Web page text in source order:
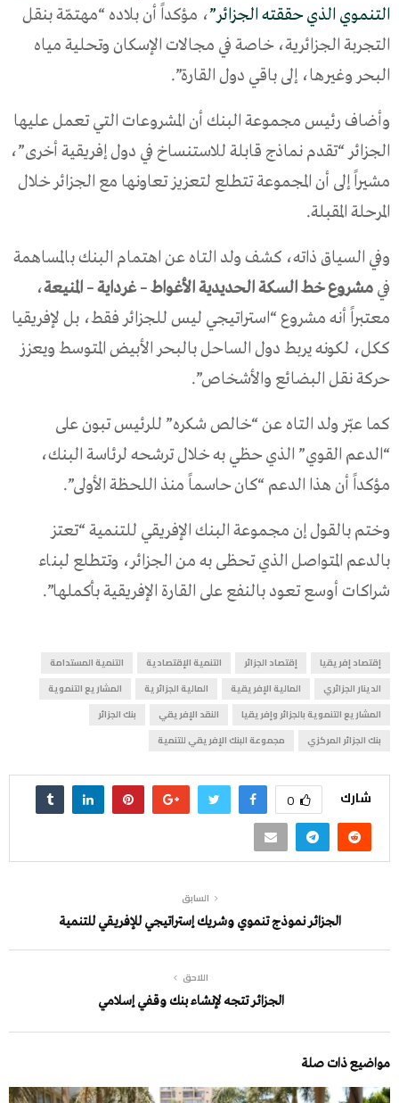
التنموي الذي حققته الجزائر”، مؤكداً أن بلاده “مهتمّة بنقل
التجربة الجزائرية، خاصة في مجالات الإسكان وتحلية مياه
البحر وغيرها، إلى باقي دول القارة”.
وأضاف رئيس مجموعة البنك أن المشروعات التي تعمل عليها
الجزائر “تقدم نماذج قابلة للاستنساخ في دول إفريقية أخرى”،
مشيراً إلى أن المجموعة تتطلع لتعزيز تعاونها مع الجزائر خلال
المرحلة المقبلة.
وفي السياق ذاته، كشف ولد التاه عن اهتمام البنك بالمساهمة
في مشروع خط السكة الحديدية الأغواط – غرداية – المنيعة،
معتبراً أنه مشروع “استراتيجي ليس للجزائر فقط، بل لإفريقيا
ككل، لكونه يربط دول الساحل بالبحر الأبيض المتوسط ويعزز
حركة نقل البضائع والأشخاص”.
كما عبّر ولد التاه عن “خالص شكره” للرئيس تبون على
“الدعم القوي” الذي حظي به خلال ترشحه لرئاسة البنك،
مؤكداً أن هذا الدعم “كان حاسماً منذ اللحظة الأولى”.
وختم بالقول إن مجموعة البنك الإفريقي للتنمية “تعتز
بالدعم المتواصل الذي تحظى به من الجزائر، وتتطلع لبناء
شراكات أوسع تعود بالنفع على القارة الإفريقية بأكملها”.
إقتصاد إفريقيا إقتصاد الجزائر التنمية الإقتصادية
التنمية المستدامة
الدينار الجزائري
المالية الإفريقية المالية الجزائرية
المشاريع التنموية
المشاريع التنموية بالجزائر وإفريقيا
النقد الإفريقي
بنك الجزائر
بنك الجزائر المركزي
مجموعة البنك الإفريقي للتنمية
شارك 0
السابق
الجزائر نموذج تنموي وشريك إستراتيجي للإفريقي للتنمية
اللاحق
الجزائر تتجه لإنشاء بنك وقفي إسلامي
مواضيع ذات صلة